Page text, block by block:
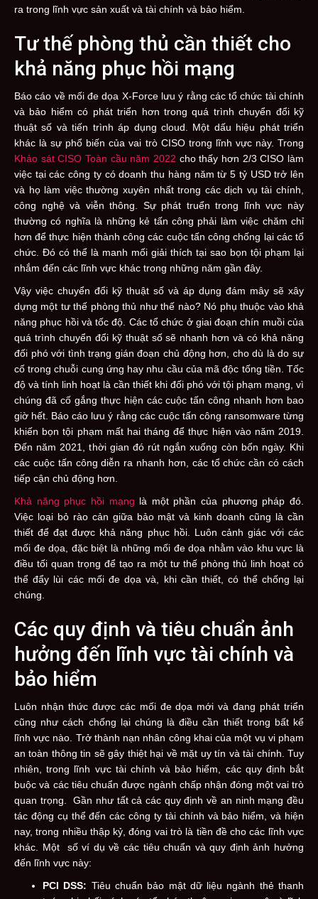
ra trong lĩnh vực sản xuất và tài chính và bảo hiểm.
Tư thế phòng thủ cần thiết cho
khả năng phục hồi mạng
Báo cáo về mối đe dọa X-Force lưu ý rằng các tổ chức tài chính
và bảo hiểm có phát triển hơn trong quá trình chuyển đổi kỹ
thuật số và tiến trình áp dụng cloud. Một dấu hiệu phát triển
khác là sự phổ biến của vai trò CISO trong lĩnh vực này. Trong
Khảo sát CISO Toàn cầu năm 2022 cho thấy hơn 2/3 CISO làm
việc tại các công ty có doanh thu hàng năm từ 5 tỷ USD trở lên
và họ làm việc thường xuyên nhất trong các dịch vụ tài chính,
công nghệ và viễn thông. Sự phát truển trong lĩnh vực này
thường có nghĩa là những kẻ tấn công phải làm việc chăm chỉ
hơn để thực hiện thành công các cuộc tấn công chống lại các tổ
chức. Đó có thể là manh mối giải thích tại sao bọn tội phạm lại
nhắm đến các lĩnh vực khác trong những năm gần đây.
Vậy việc chuyển đổi kỹ thuật số và áp dụng đám mây sẽ xây
dựng một tư thế phòng thủ như thế nào? Nó phụ thuộc vào khả
năng phục hồi và tốc độ. Các tổ chức ở giai đoạn chín muồi của
quá trình chuyển đổi kỹ thuật số sẽ nhanh hơn và có khả năng
đối phó với tình trạng gián đoạn chủ động hơn, cho dù là do sự
cố trong chuỗi cung ứng hay nhu cầu của mã độc tống tiền. Tốc
độ và tính linh hoạt là cần thiết khi đối phó với tội phạm mạng, vì
chúng đã cố gắng thực hiện các cuộc tấn công nhanh hơn bao
giờ hết. Báo cáo lưu ý rằng các cuộc tấn công ransomware từng
khiến bọn tội phạm mất hai tháng để thực hiện vào năm 2019.
Đến năm 2021, thời gian đó rút ngắn xuống còn bốn ngày. Khi
các cuộc tấn công diễn ra nhanh hơn, các tổ chức cần có cách
tiếp cận chủ động hơn.
Khả năng phục hồi mạng là một phần của phương pháp đó.
Việc loại bỏ rào cản giữa bảo mật và kinh doanh cũng là cần
thiết để đạt được khả năng phục hồi. Luôn cảnh giác với các
mối đe dọa, đặc biệt là những mối đe dọa nhằm vào khu vực là
điều tối quan trọng để tạo ra một tư thế phòng thủ linh hoạt có
thể đẩy lùi các mối đe dọa và, khi cần thiết, có thể chống lại
chúng.
Các quy định và tiêu chuẩn ảnh
hưởng đến lĩnh vực tài chính và
bảo hiểm
Luôn nhận thức được các mối đe dọa mới và đang phát triển
cũng như cách chống lại chúng là điều cần thiết trong bất kể
lĩnh vực nào. Trở thành nạn nhân công khai của một vụ vi phạm
an toàn thông tin sẽ gây thiệt hại về mặt uy tín và tài chính. Tuy
nhiên, trong lĩnh vực tài chính và bảo hiểm, các quy định bắt
buộc và các tiêu chuẩn được ngành chấp nhận đóng một vai trò
quan trọng. Gần như tất cả các quy định về an ninh mạng đều
tác động cụ thể đến các công ty tài chính và bảo hiểm, và hiện
nay, trong nhiều thập kỷ, đóng vai trò là tiền đề cho các lĩnh vực
khác. Một số ví dụ về các tiêu chuẩn và quy định ảnh hưởng
đến lĩnh vực này:
PCI DSS: Tiêu chuẩn bảo mật dữ liệu ngành thẻ thanh